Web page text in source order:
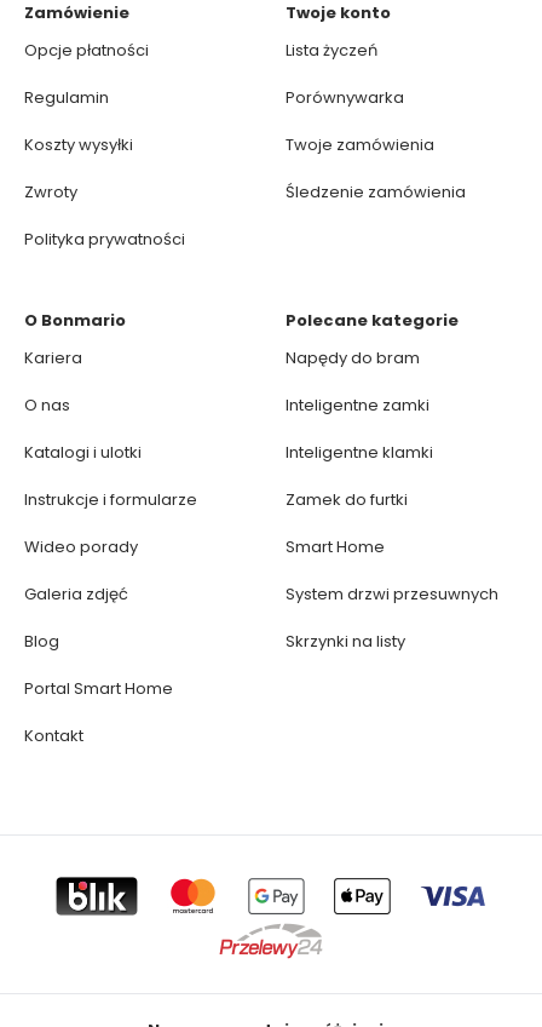
Zamówienie
Opcje płatności
Regulamin
Koszty wysyłki
Zwroty
Polityka prywatności
Twoje konto
Lista życzeń
Porównywarka
Twoje zamówienia
Śledzenie zamówienia
O Bonmario
Kariera
O nas
Katalogi i ulotki
Instrukcje i formularze
Wideo porady
Galeria zdjęć
Blog
Portal Smart Home
Kontakt
Polecane kategorie
Napędy do bram
Inteligentne zamki
Inteligentne klamki
Zamek do furtki
Smart Home
System drzwi przesuwnych
Skrzynki na listy